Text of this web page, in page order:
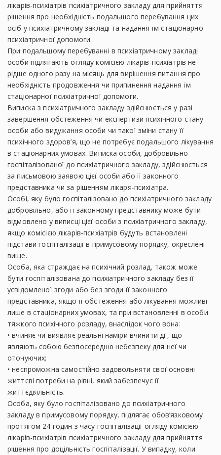
лікарів-психіатрів психіатричного закладу для прийняття
рішення про необхідність подальшого перебування цих
осіб у психіатричному закладі та надання їм стаціонарної
психіатричної допомоги.
При подальшому перебуванні в психіатричному закладі
особи підлягають огляду комісією лікарів-психіатрів не
рідше одного разу на місяць для вирішення питання про
необхідність продовження чи припинення надання їм
стаціонарної психіатричної допомоги.
Виписка з психіатричного закладу здійснюється у разі
завершення обстеження чи експертизи психічного стану
особи або видужання особи чи такої зміни стану її
психічного здоров’я, що не потребує подальшого лікування
в стаціонарних умовах. Виписка особи, добровільно
госпіталізованої до психіатричного закладу, здійснюється
за письмовою заявою цієї особи або її законного
представника чи за рішенням лікаря-психіатра.
Особі, яку було госпіталізовано до психіатричного закладу
добровільно, або її законному представнику може бути
відмовлено у виписці цієї особи з психіатричного закладу,
якщо комісією лікарів-психіатрів будуть встановлені
підстави госпіталізації в примусовому порядку, окреслені
вище.
Особа, яка страждає на психічний розлад, також може
бути госпіталізована до психіатричного закладу без її
усвідомленої згоди або без згоди її законного
представника, якщо її обстеження або лікування можливі
лише в стаціонарних умовах, та при встановленні в особи
тяжкого психічного розладу, внаслідок чого вона:
• вчиняє чи виявляє реальні наміри вчинити дії, що
являють собою безпосередню небезпеку для неї чи
оточуючих;
• неспроможна самостійно задовольняти свої основні
життєві потреби на рівні, який забезпечує її
життєдіяльність.
Особа, яку було госпіталізовано до психіатричного
закладу в примусовому порядку, підлягає обов’язковому
протягом 24 годин з часу госпіталізації огляду комісією
лікарів-психіатрів психіатричного закладу для прийняття
рішення про доцільність госпіталізації. У випадку, коли